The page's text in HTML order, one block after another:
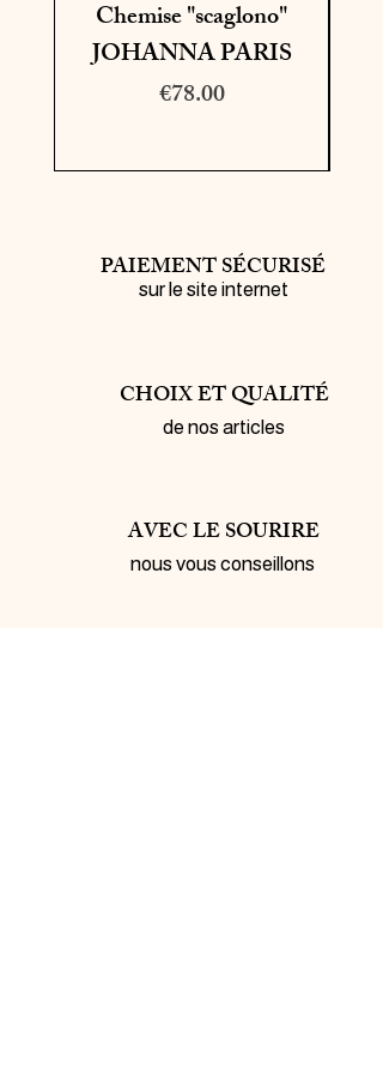
- Maille légère et transparente, effet
- Coupe courte et large
- Épaules tombantes
Chemise "scaglono"
JOHANNA PARIS
Price
€78.00
PAIEMENT SÉCURISÉ
sur le site internet
CHOIX ET QUALITÉ
de nos articles
AVEC LE SOURIRE
nous vous conseillons